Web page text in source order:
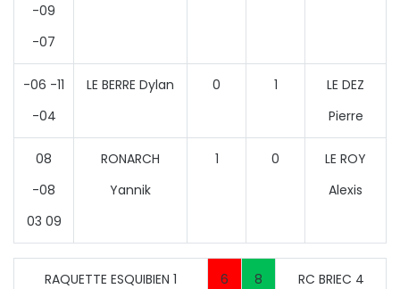
-09
-07
-06 -11
-04
LE BERRE Dylan 0 1
LE DEZ
Pierre
08
-08
03 09
RONARCH
Yannik
1 0
LE ROY
Alexis
RAQUETTE ESQUIBIEN 1 6 8 RC BRIEC 4